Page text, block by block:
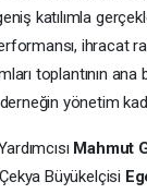
katılımla
ihracat
toplantının ana
yönetim
Mahmut
Büyükelçisi